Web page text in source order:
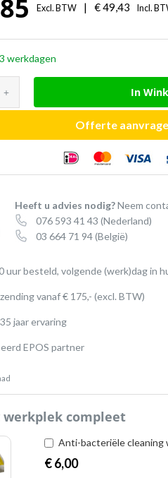
Excl. BTW | €49,43 Incl.
werkdagen
werkplek compleet
Anti-bacteriële cleaning
€6,00
In
Offerte
Heeft u advies nodig?Neem
076 593 41 43 (Nederland)
03 664 71 94(België)
uur besteld, volgende (werk)dag in
vanaf € 175,- (excl. BTW)
jaar ervaring
EPOS partner